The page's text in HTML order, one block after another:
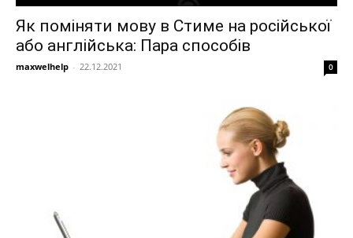
Як поміняти мову в Стиме на російської
або англійська: Пара способів
maxwelhelp - 22.12.2021 0